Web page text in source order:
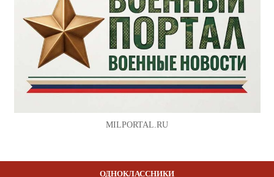
MILPORTAL.RU
ОДНОКЛАССНИКИ